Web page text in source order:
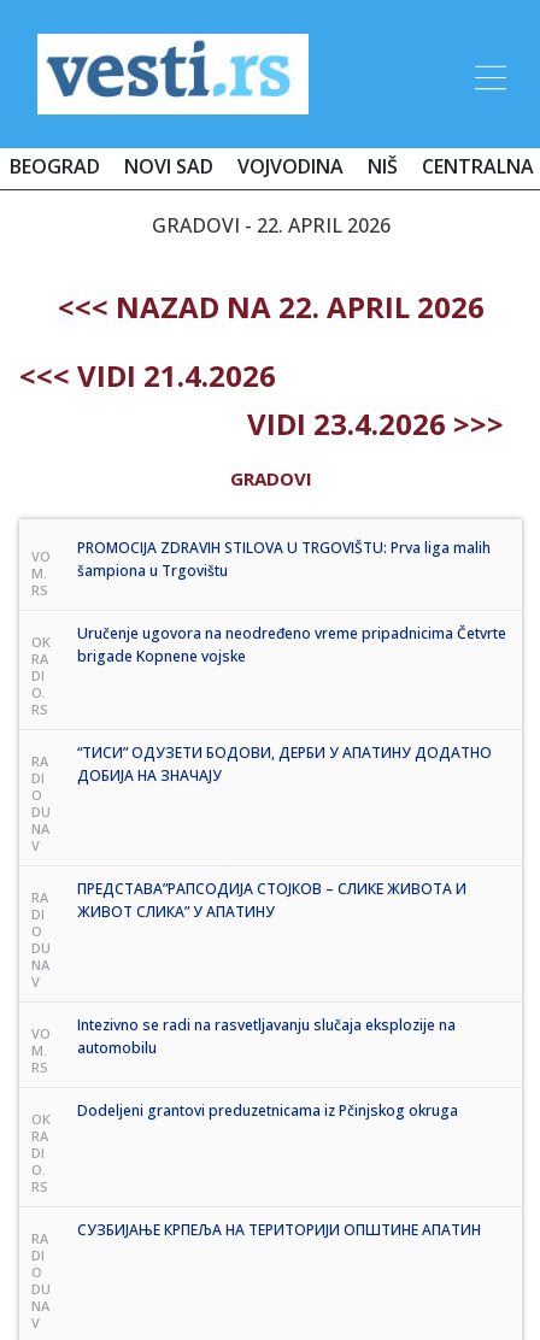
BEOGRAD NOVI SAD VOJVODINA NIŠ CENTRALNA
GRADOVI - 22. APRIL 2026
<<< NAZAD NA 22. APRIL 2026
<<< VIDI 21.4.2026
VIDI 23.4.2026 >>>
GRADOVI
VO
M.
RS
PROMOCIJA ZDRAVIH STILOVA U TRGOVIŠTU: Prva liga malih
šampiona u Trgovištu
OK
RA
DI
O.
RS
Uručenje ugovora na neodređeno vreme pripadnicima Četvrte
brigade Kopnene vojske
RA
DI
O
DU
NA
V
“ТИСИ” ОДУЗЕТИ БОДОВИ, ДЕРБИ У АПАТИНУ ДОДАТНО
ДОБИЈА НА ЗНАЧАЈУ
RA
DI
O
DU
NA
V
ПРЕДСТАВА”РАПСОДИЈА СТОЈКОВ – СЛИКЕ ЖИВОТА И
ЖИВОТ СЛИКА” У АПАТИНУ
VO
M.
RS
Intezivno se radi na rasvetljavanju slučaja eksplozije na
automobilu
OK
RA
DI
O.
RS
Dodeljeni grantovi preduzetnicama iz Pčinjskog okruga
RA
DI
O
DU
NA
V
СУЗБИЈАЊЕ КРПЕЉА НА ТЕРИТОРИЈИ ОПШТИНЕ АПАТИН